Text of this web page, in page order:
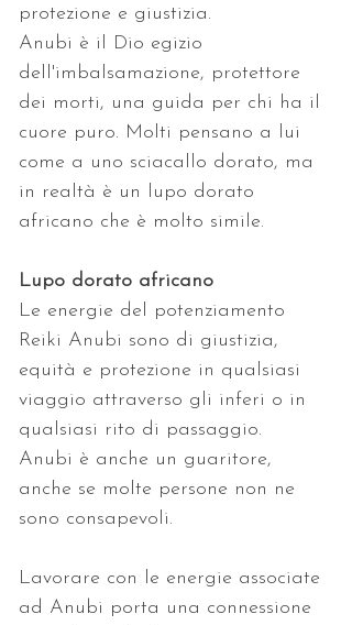
protezione e giustizia.
Anubi è il Dio egizio
dell'imbalsamazione, protettore
dei morti, una guida per chi ha il
cuore puro. Molti pensano a lui
come a uno sciacallo dorato, ma
in realtà è un lupo dorato
africano che è molto simile.
Lupo dorato africano
Le energie del potenziamento
Reiki Anubi sono di giustizia,
equità e protezione in qualsiasi
viaggio attraverso gli inferi o in
qualsiasi rito di passaggio.
Anubi è anche un guaritore,
anche se molte persone non ne
sono consapevoli.
Lavorare con le energie associate
ad Anubi porta una connessione